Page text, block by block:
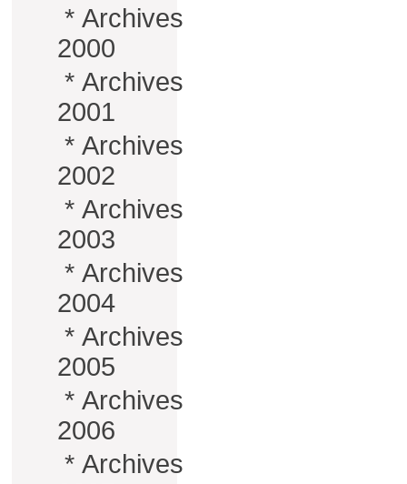
* Archives
2000
* Archives
2001
* Archives
2002
* Archives
2003
* Archives
2004
* Archives
2005
* Archives
2006
* Archives